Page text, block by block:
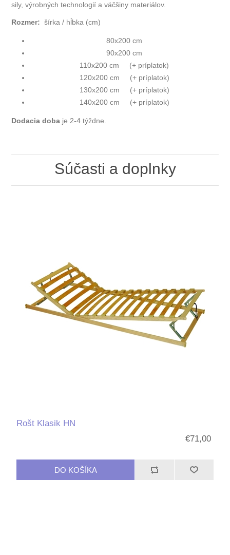
sily, výrobných technologií a väčšiny materiálov.
Rozmer:šírka / hĺbka (cm)
80x200 cm
90x200 cm
110x200 cm (+ príplatok)
120x200 cm (+ príplatok)
130x200 cm (+ príplatok)
140x200 cm (+ príplatok)
Dodacia doba je 2-4 týždne.
Súčasti a doplnky
Rošt Klasik HN
€71,00